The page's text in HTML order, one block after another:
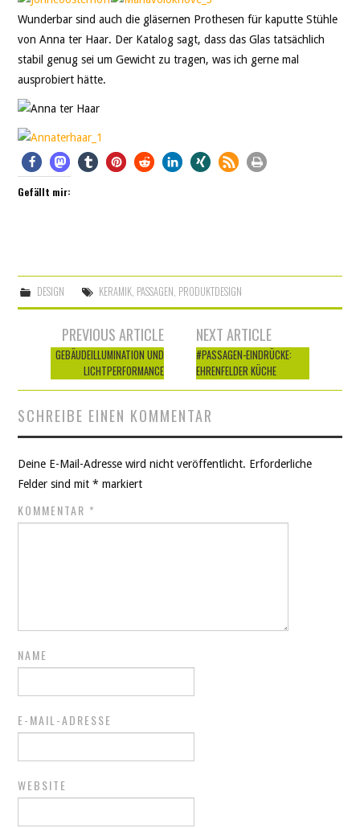
Wunderbar sind auch die gläsernen Prothesen für kaputte Stühle
von Anna ter Haar. Der Katalog sagt, dass das Glas tatsächlich
stabil genug sei um Gewicht zu tragen, was ich gerne mal
ausprobiert hätte.
Gefällt mir:
DESIGN KERAMIK, PASSAGEN, PRODUKTDESIGN
Artikel-
Navigation
PREVIOUS ARTICLE
GEBÄUDEILLUMINATION UND
LICHTPERFORMANCE
NEXT ARTICLE
#PASSAGEN-EINDRÜCKE:
EHRENFELDER KÜCHE
SCHREIBE EINEN KOMMENTAR
Deine E-Mail-Adresse wird nicht veröffentlicht. Erforderliche
Felder sind mit* markiert
KOMMENTAR *
NAME
E-MAIL-ADRESSE
WEBSITE